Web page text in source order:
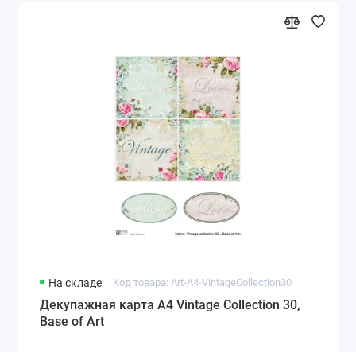
На складе Код товара: Art-A4-VintageCollection30
Декупажная карта А4 Vintage Collection 30,
Base of Art